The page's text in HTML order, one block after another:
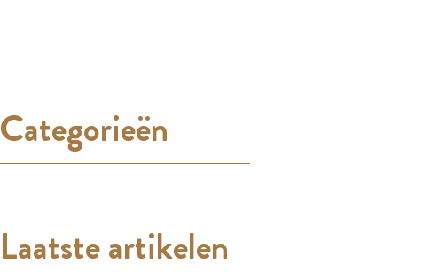
Categorieën
Laatste artikelen